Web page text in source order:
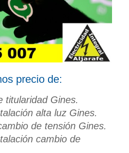
precio de:
titularidad Gines.
alta luz Gines.
de tensión Gines.
n cambio de